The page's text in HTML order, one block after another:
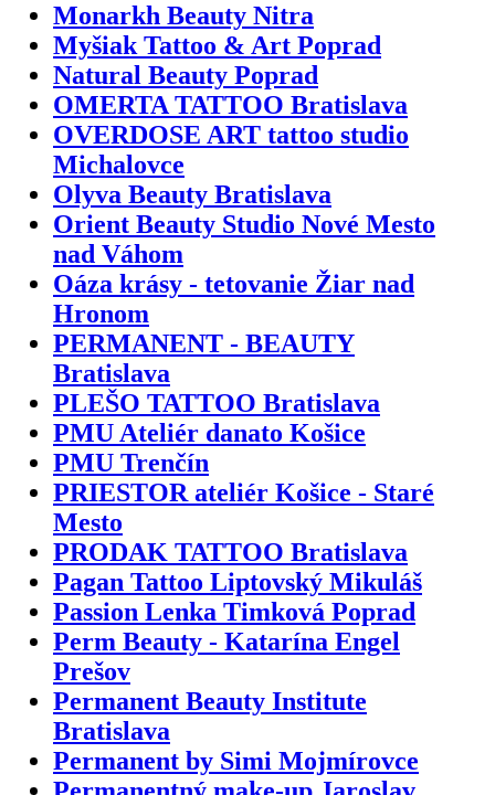
Monarkh Beauty Nitra
Myšiak Tattoo & Art Poprad
Natural Beauty Poprad
OMERTA TATTOO Bratislava
OVERDOSE ART tattoo studio
Michalovce
Olyva Beauty Bratislava
Orient Beauty Studio Nové Mesto
nad Váhom
Oáza krásy - tetovanie Žiar nad
Hronom
PERMANENT - BEAUTY
Bratislava
PLEŠO TATTOO Bratislava
PMU Ateliér danato Košice
PMU Trenčín
PRIESTOR ateliér Košice - Staré
Mesto
PRODAK TATTOO Bratislava
Pagan Tattoo Liptovský Mikuláš
Passion Lenka Timková Poprad
Perm Beauty - Katarína Engel
Prešov
Permanent Beauty Institute
Bratislava
Permanent by Simi Mojmírovce